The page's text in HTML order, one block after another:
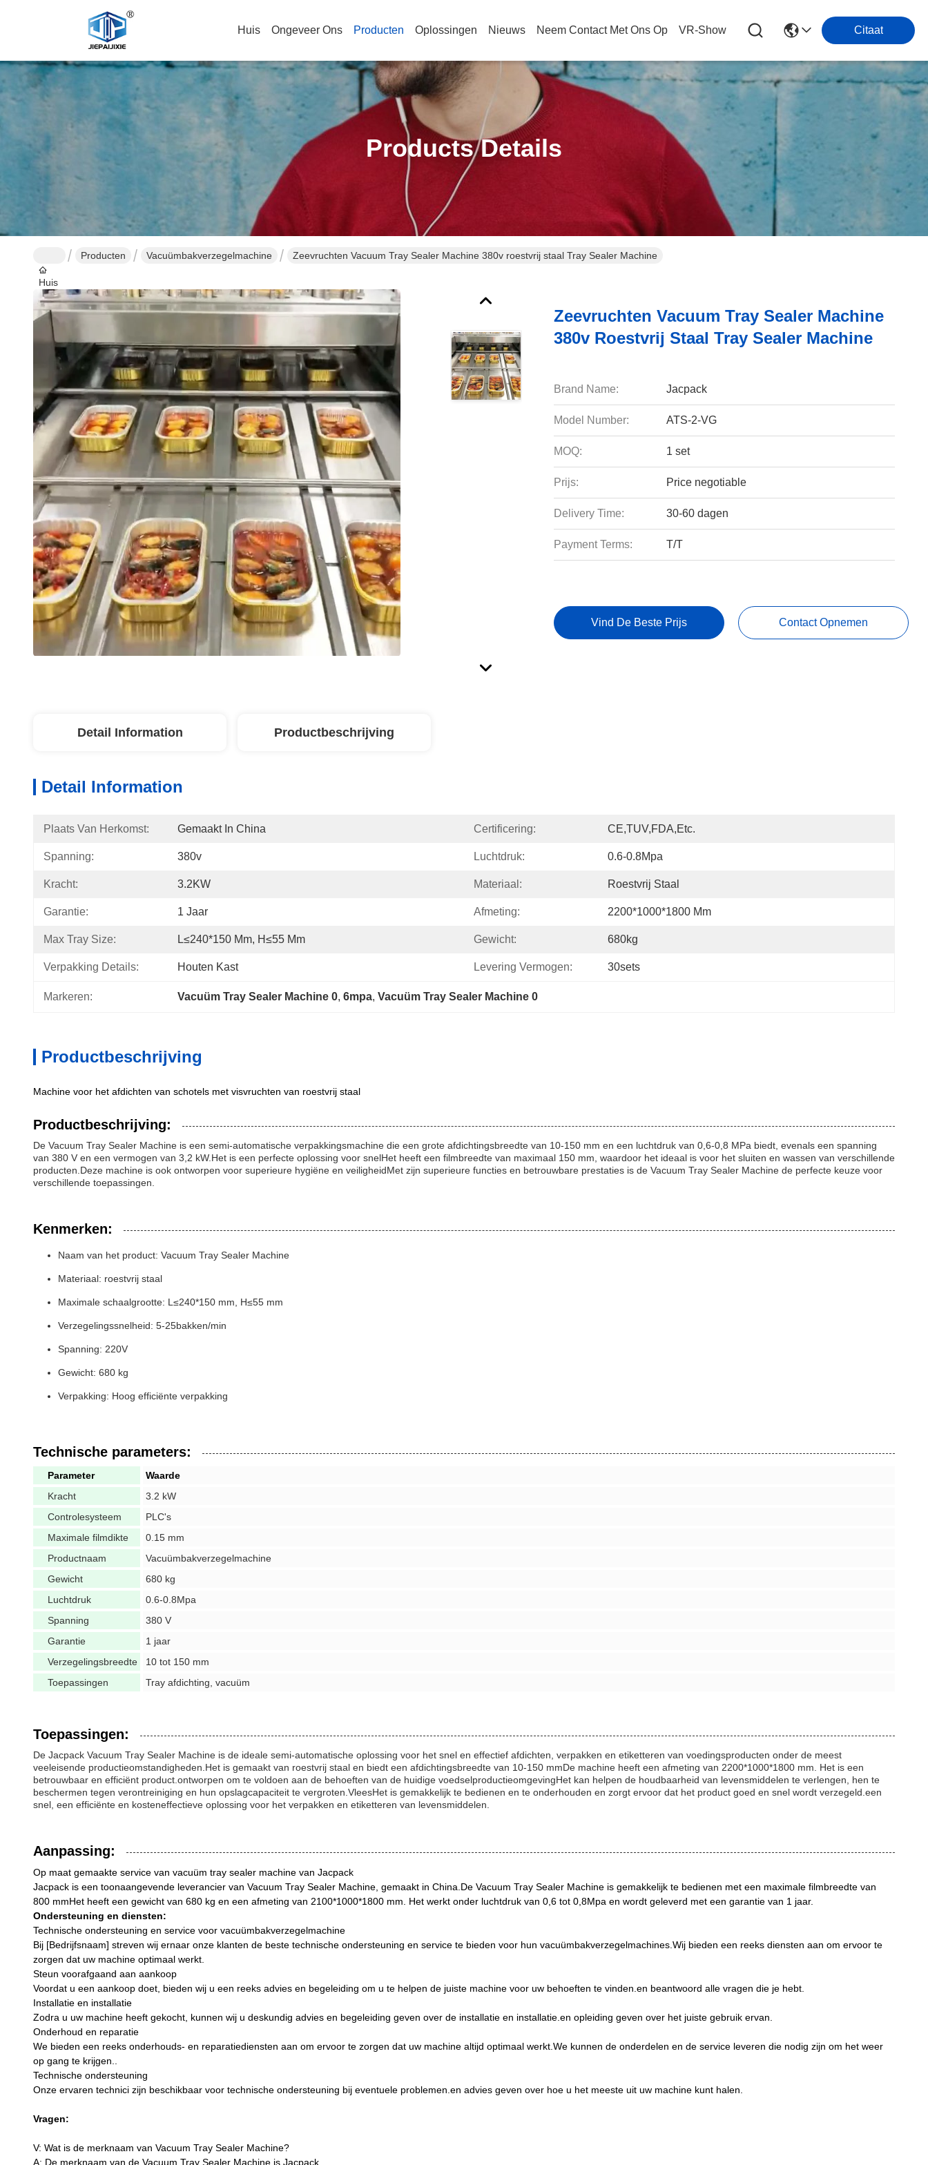
Huis Ongeveer Ons Producten Oplossingen Nieuws Neem Contact Met Ons Op VR-Show Citaat
Products Details
Huis
Producten Vacuümbakverzegelmachine Zeevruchten Vacuum Tray Sealer Machine 380v roestvrij staal Tray Sealer Machine
Zeevruchten Vacuum Tray Sealer Machine
380v Roestvrij Staal Tray Sealer Machine
Brand Name: Jacpack
Model Number: ATS-2-VG
MOQ: 1 set
Prijs: Price negotiable
Delivery Time: 30-60 dagen
Payment Terms: T/T
Vind De Beste Prijs Contact Opnemen
Detail Information Productbeschrijving
Detail Information
Plaats Van Herkomst: Gemaakt In China Certificering: CE,TUV,FDA,etc.
Spanning: 380v Luchtdruk: 0.6-0.8Mpa
Kracht: 3.2KW Materiaal: Roestvrij Staal
Garantie: 1 Jaar Afmeting: 2200*1000*1800 Mm
Max Tray Size: L≤240*150 Mm, H≤55 Mm Gewicht: 680kg
Verpakking Details: Houten Kast Levering Vermogen: 30sets
Markeren: Vacuüm Tray Sealer Machine 0, 6mpa, Vacuüm Tray Sealer Machine 0
Productbeschrijving
Machine voor het afdichten van schotels met visvruchten van roestvrij staal
Productbeschrijving:
De Vacuum Tray Sealer Machine is een semi-automatische verpakkingsmachine die een grote afdichtingsbreedte van 10-150 mm en een luchtdruk van 0,6-0,8 MPa biedt, evenals een spanning
van 380 V en een vermogen van 3,2 kW.Het is een perfecte oplossing voor snelHet heeft een filmbreedte van maximaal 150 mm, waardoor het ideaal is voor het sluiten en wassen van verschillende
producten.Deze machine is ook ontworpen voor superieure hygiëne en veiligheidMet zijn superieure functies en betrouwbare prestaties is de Vacuum Tray Sealer Machine de perfecte keuze voor
verschillende toepassingen.
Kenmerken:
Naam van het product: Vacuum Tray Sealer Machine
Materiaal: roestvrij staal
Maximale schaalgrootte: L≤240*150 mm, H≤55 mm
Verzegelingssnelheid: 5-25bakken/min
Spanning: 220V
Gewicht: 680 kg
Verpakking: Hoog efficiënte verpakking
Technische parameters:
Parameter
Waarde
Kracht
3.2 kW
Controlesysteem
PLC's
Maximale filmdikte
0.15 mm
Productnaam
Vacuümbakverzegelmachine
Gewicht
680 kg
Luchtdruk
0.6-0.8Mpa
Spanning
380 V
Garantie
1 jaar
Verzegelingsbreedte
10 tot 150 mm
Toepassingen
Tray afdichting, vacuüm
Toepassingen:
De Jacpack Vacuum Tray Sealer Machine is de ideale semi-automatische oplossing voor het snel en effectief afdichten, verpakken en etiketteren van voedingsproducten onder de meest
veeleisende productieomstandigheden.Het is gemaakt van roestvrij staal en biedt een afdichtingsbreedte van 10-150 mmDe machine heeft een afmeting van 2200*1000*1800 mm. Het is een
betrouwbaar en efficiënt product.ontworpen om te voldoen aan de behoeften van de huidige voedselproductieomgevingHet kan helpen de houdbaarheid van levensmiddelen te verlengen, hen te
beschermen tegen verontreiniging en hun opslagcapaciteit te vergroten.VleesHet is gemakkelijk te bedienen en te onderhouden en zorgt ervoor dat het product goed en snel wordt verzegeld.een
snel, een efficiënte en kosteneffectieve oplossing voor het verpakken en etiketteren van levensmiddelen.
Aanpassing:
Op maat gemaakte service van vacuüm tray sealer machine van Jacpack
Jacpack is een toonaangevende leverancier van Vacuum Tray Sealer Machine, gemaakt in China.De Vacuum Tray Sealer Machine is gemakkelijk te bedienen met een maximale filmbreedte van
800 mmHet heeft een gewicht van 680 kg en een afmeting van 2100*1000*1800 mm. Het werkt onder luchtdruk van 0,6 tot 0,8Mpa en wordt geleverd met een garantie van 1 jaar.
Ondersteuning en diensten:
Technische ondersteuning en service voor vacuümbakverzegelmachine
Bij [Bedrijfsnaam] streven wij ernaar onze klanten de beste technische ondersteuning en service te bieden voor hun vacuümbakverzegelmachines.Wij bieden een reeks diensten aan om ervoor te
zorgen dat uw machine optimaal werkt.
Steun voorafgaand aan aankoop
Voordat u een aankoop doet, bieden wij u een reeks advies en begeleiding om u te helpen de juiste machine voor uw behoeften te vinden.en beantwoord alle vragen die je hebt.
Installatie en installatie
Zodra u uw machine heeft gekocht, kunnen wij u deskundig advies en begeleiding geven over de installatie en installatie.en opleiding geven over het juiste gebruik ervan.
Onderhoud en reparatie
We bieden een reeks onderhouds- en reparatiediensten aan om ervoor te zorgen dat uw machine altijd optimaal werkt.We kunnen de onderdelen en de service leveren die nodig zijn om het weer
op gang te krijgen..
Technische ondersteuning
Onze ervaren technici zijn beschikbaar voor technische ondersteuning bij eventuele problemen.en advies geven over hoe u het meeste uit uw machine kunt halen.
Vragen:
V: Wat is de merknaam van Vacuum Tray Sealer Machine?
A: De merknaam van de Vacuum Tray Sealer Machine is Jacpack.